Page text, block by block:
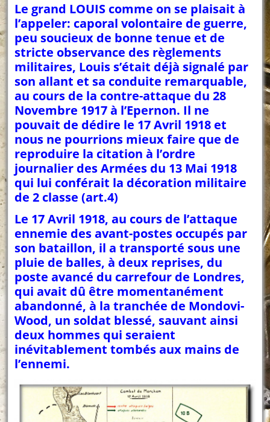
Le grand LOUIS comme on se plaisait à
l’appeler: caporal volontaire de guerre,
peu soucieux de bonne tenue et de
stricte observance des règlements
militaires, Louis s’était déjà signalé par
son allant et sa conduite remarquable,
au cours de la contre-attaque du 28
Novembre 1917 à l’Epernon. Il ne
pouvait de dédire le 17 Avril 1918 et
nous ne pourrions mieux faire que de
reproduire la citation à l’ordre
journalier des Armées du 13 Mai 1918
qui lui conférait la décoration militaire
de 2 classe (art.4)
Le 17 Avril 1918, au cours de l’attaque
ennemie des avant-postes occupés par
son bataillon, il a transporté sous une
pluie de balles, à deux reprises, du
poste avancé du carrefour de Londres,
qui avait dû être momentanément
abandonné, à la tranchée de Mondovi-
Wood, un soldat blessé, sauvant ainsi
deux hommes qui seraient
inévitablement tombés aux mains de
l’ennemi.